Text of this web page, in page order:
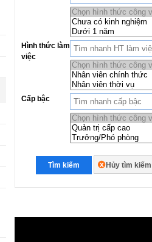
Hình thức làm
việc
Cấp bậc
Tìm kiếm Hủy tìm kiếm